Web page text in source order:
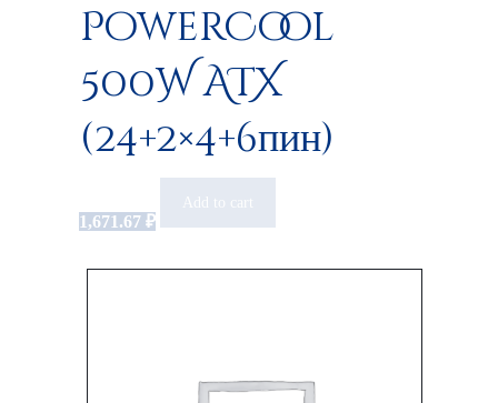
PowerCool
500W ATX
(24+2×4+6пин)
1,671.67₽
Add to cart